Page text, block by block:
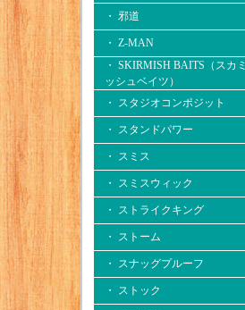
・ 邪道
・ Z-MAN
・ SKIRMISH BAITS（スカミ
ッシュベイツ）
・ スタジオコンポジット
・ スタンドパワー
・ スミス
・ スミスウィック
・ ストライクキング
・ ストーム
・ スナッグプルーフ
・ ストック